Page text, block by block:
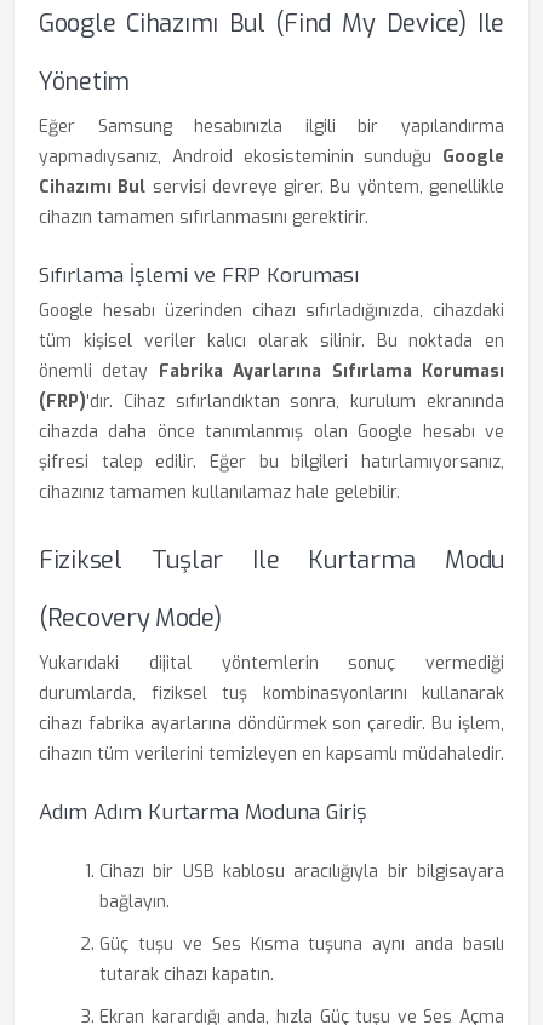
Google Cihazımı Bul (Find My Device) Ile
Yönetim
Eğer Samsung hesabınızla ilgili bir yapılandırma
yapmadıysanız, Android ekosisteminin sunduğu Google
Cihazımı Bul servisi devreye girer. Bu yöntem, genellikle
cihazın tamamen sıfırlanmasını gerektirir.
Sıfırlama İşlemi ve FRP Koruması
Google hesabı üzerinden cihazı sıfırladığınızda, cihazdaki
tüm kişisel veriler kalıcı olarak silinir. Bu noktada en
önemli detay Fabrika Ayarlarına Sıfırlama Koruması
(FRP)'dır. Cihaz sıfırlandıktan sonra, kurulum ekranında
cihazda daha önce tanımlanmış olan Google hesabı ve
şifresi talep edilir. Eğer bu bilgileri hatırlamıyorsanız,
cihazınız tamamen kullanılamaz hale gelebilir.
Fiziksel Tuşlar Ile Kurtarma Modu
(Recovery Mode)
Yukarıdaki dijital yöntemlerin sonuç vermediği
durumlarda, fiziksel tuş kombinasyonlarını kullanarak
cihazı fabrika ayarlarına döndürmek son çaredir. Bu işlem,
cihazın tüm verilerini temizleyen en kapsamlı müdahaledir.
Adım Adım Kurtarma Moduna Giriş
Cihazı bir USB kablosu aracılığıyla bir bilgisayara
bağlayın.
Güç tuşu ve Ses Kısma tuşuna aynı anda basılı
tutarak cihazı kapatın.
Ekran karardığı anda, hızla Güç tuşu ve Ses Açma